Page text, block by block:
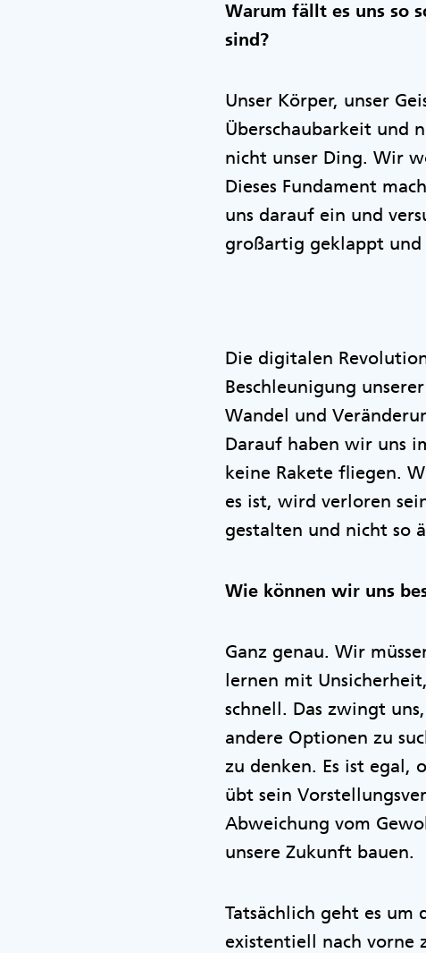
Warum fällt es uns so
sind?
Unser Körper, unser
Überschaubarkeit und
nicht unser Ding. Wir
Dieses Fundament
uns darauf ein und
großartig geklappt
Die digitalen
Beschleunigung
Wandel und
Darauf haben wir uns
keine Rakete fliegen.
es ist, wird verloren
gestalten und nicht so
Wie können wir uns
Ganz genau. Wir
lernen mit
schnell. Das zwingt
andere Optionen zu
zu denken. Es ist egal,
übt sein
Abweichung vom
unsere Zukunft bauen.
Tatsächlich geht es um
existentiell nach vorne